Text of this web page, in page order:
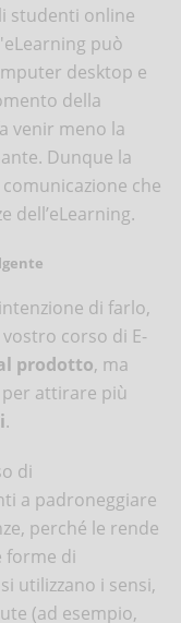
studenti online
può
desktop e
della
venir meno la
Dunque la
che
dell’eLearning.
di farlo,
corso di E-
prodotto, ma
attirare più
.
di
a padroneggiare
perché le rende
forme di
utilizzano i sensi,
(ad esempio,